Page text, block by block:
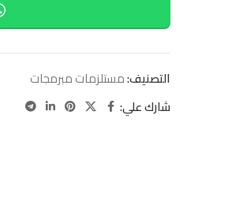
التصنيف:مستلزمات مبرمجات
شارك علي: